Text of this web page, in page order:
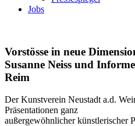
Jobs
Vorstösse in neue
Susanne Neiss und
Reim
Der Kunstverein Neustadt a.d.
Präsentationen ganz
außergewöhnlicher künstlerischer